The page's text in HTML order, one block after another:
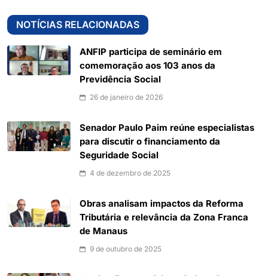
NOTÍCIAS RELACIONADAS
ANFIP participa de seminário em
comemoração aos 103 anos da
Previdência Social
26 de janeiro de 2026
Senador Paulo Paim reúne especialistas
para discutir o financiamento da
Seguridade Social
4 de dezembro de 2025
Obras analisam impactos da Reforma
Tributária e relevância da Zona Franca
de Manaus
9 de outubro de 2025